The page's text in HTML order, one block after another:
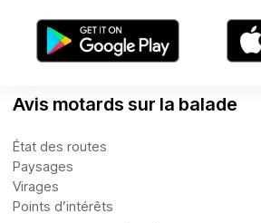
Avis motards sur la balade
État des routes
Paysages
Virages
Points d’intérêts